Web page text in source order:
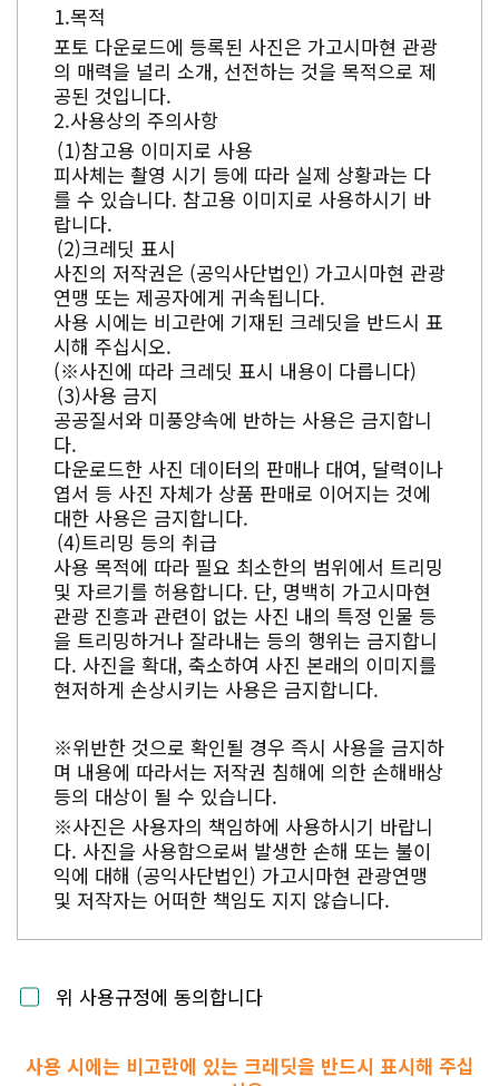
목적
포토 다운로드에 등록된 사진은 가고시마현 관광
의 매력을 널리 소개, 선전하는 것을 목적으로 제
공된 것입니다.
사용상의 주의사항
참고용 이미지로 사용
피사체는 촬영 시기 등에 따라 실제 상황과는 다
를 수 있습니다. 참고용 이미지로 사용하시기 바
랍니다.
크레딧 표시
사진의 저작권은 (공익사단법인) 가고시마현 관광
연맹 또는 제공자에게 귀속됩니다.
사용 시에는 비고란에 기재된 크레딧을 반드시 표
시해 주십시오.
(※사진에 따라 크레딧 표시 내용이 다릅니다)
사용 금지
공공질서와 미풍양속에 반하는 사용은 금지합니
다.
다운로드한 사진 데이터의 판매나 대여, 달력이나
엽서 등 사진 자체가 상품 판매로 이어지는 것에
대한 사용은 금지합니다.
트리밍 등의 취급
사용 목적에 따라 필요 최소한의 범위에서 트리밍
및 자르기를 허용합니다. 단, 명백히 가고시마현
관광 진흥과 관련이 없는 사진 내의 특정 인물 등
을 트리밍하거나 잘라내는 등의 행위는 금지합니
다. 사진을 확대, 축소하여 사진 본래의 이미지를
현저하게 손상시키는 사용은 금지합니다.
※위반한 것으로 확인될 경우 즉시 사용을 금지하
며 내용에 따라서는 저작권 침해에 의한 손해배상
등의 대상이 될 수 있습니다.
※사진은 사용자의 책임하에 사용하시기 바랍니
다. 사진을 사용함으로써 발생한 손해 또는 불이
익에 대해 (공익사단법인) 가고시마현 관광연맹
및 저작자는 어떠한 책임도 지지 않습니다.
위 사용규정에 동의합니다
사용 시에는 비고란에 있는 크레딧을 반드시 표시해 주십